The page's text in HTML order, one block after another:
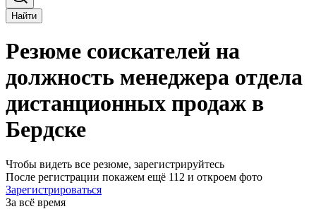
Найти
Резюме соискателей на
должность менеджера отдела
дистанционных продаж в
Бердске
Чтобы видеть все резюме, зарегистрируйтесь
После регистрации покажем ещё 112 и откроем фото
Зарегистрироваться
За всё время